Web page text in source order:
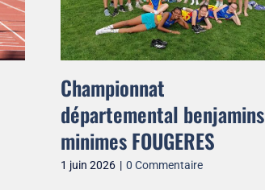
Championnat
départemental benjamins
minimes FOUGERES
1 juin 2026 | 0 Commentaire